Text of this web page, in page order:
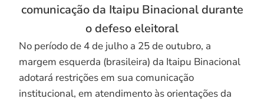
comunicação da Itaipu Binacional durante
o defeso eleitoral
No período de 4 de julho a 25 de outubro, a
margem esquerda (brasileira) da Itaipu Binacional
adotará restrições em sua comunicação
institucional, em atendimento às orientações da